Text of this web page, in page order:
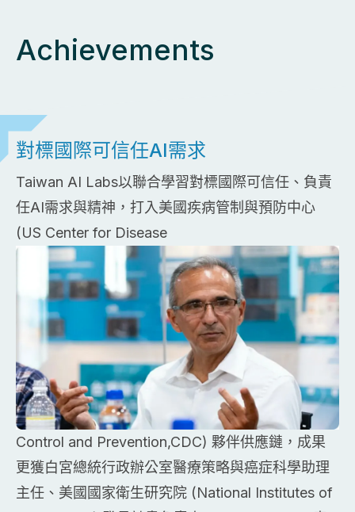
Achievements
對標國際可信任AI需求
Taiwan AI Labs以聯合學習對標國際可信任、負責
任AI需求與精神，打入美國疾病管制與預防中心
(US Center for Disease
Control and Prevention,CDC) 夥伴供應鏈，成果
更獲白宮總統行政辦公室醫療策略與癌症科學助理
主任、美國國家衛生研究院 (National Institutes of